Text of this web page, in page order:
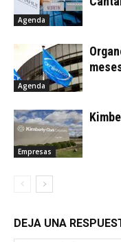
Agenda
Agenda
Empresas
DEJA UNA